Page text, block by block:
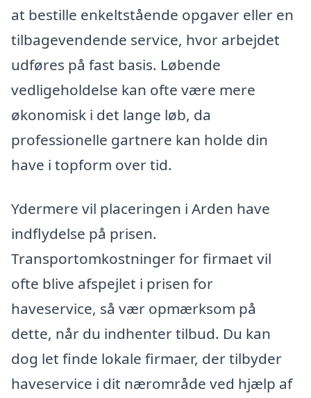
at bestille enkeltstående opgaver eller en
tilbagevendende service, hvor arbejdet
udføres på fast basis. Løbende
vedligeholdelse kan ofte være mere
økonomisk i det lange løb, da
professionelle gartnere kan holde din
have i topform over tid.
Ydermere vil placeringen i Arden have
indflydelse på prisen.
Transportomkostninger for firmaet vil
ofte blive afspejlet i prisen for
haveservice, så vær opmærksom på
dette, når du indhenter tilbud. Du kan
dog let finde lokale firmaer, der tilbyder
haveservice i dit nærområde ved hjælp af